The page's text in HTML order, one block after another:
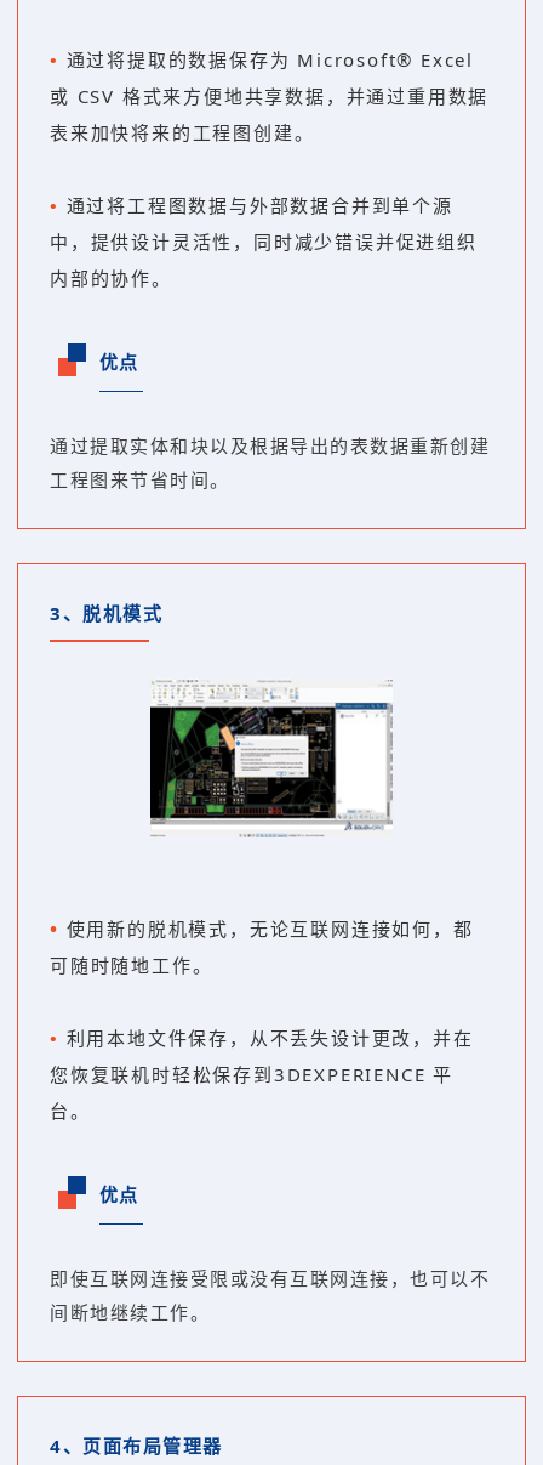
• 通过将提取的数据保存为 Microsoft® Excel
或 CSV 格式来方便地共享数据，并通过重用数据
表来加快将来的工程图创建。
• 通过将工程图数据与外部数据合并到单个源
中，提供设计灵活性，同时减少错误并促进组织
内部的协作。
优点
通过提取实体和块以及根据导出的表数据重新创建
工程图来节省时间。
3、 脱机模式
• 使用新的脱机模式，无论互联网连接如何，都
可随时随地工作。
• 利用本地文件保存，从不丢失设计更改，并在
您恢复联机时轻松保存到3DEXPERIENCE 平
台。
优点
即使互联网连接受限或没有互联网连接，也可以不
间断地继续工作。
4、 页面布局管理器